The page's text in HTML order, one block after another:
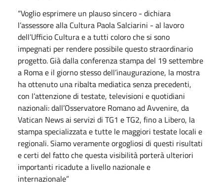
“Voglio esprimere un plauso sincero - dichiara
l’assessore alla Cultura Paola Salciarini - al lavoro
dell’Ufficio Cultura e a tutti coloro che si sono
impegnati per rendere possibile questo straordinario
progetto. Già dalla conferenza stampa del 19 settembre
a Roma e il giorno stesso dell’inaugurazione, la mostra
ha ottenuto una ribalta mediatica senza precedenti,
con l’attenzione di testate, televisioni e quotidiani
nazionali: dall’Osservatore Romano ad Avvenire, da
Vatican News ai servizi di TG1 e TG2, fino a Libero, la
stampa specializzata e tutte le maggiori testate locali e
regionali. Siamo veramente orgogliosi di questi risultati
e certi del fatto che questa visibilità porterà ulteriori
importanti ricadute a livello nazionale e
internazionale”